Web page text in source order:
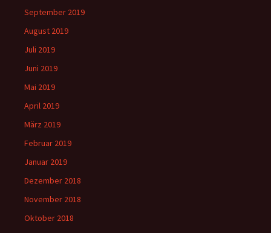
September 2019
August 2019
Juli 2019
Juni 2019
Mai 2019
April 2019
März 2019
Februar 2019
Januar 2019
Dezember 2018
November 2018
Oktober 2018